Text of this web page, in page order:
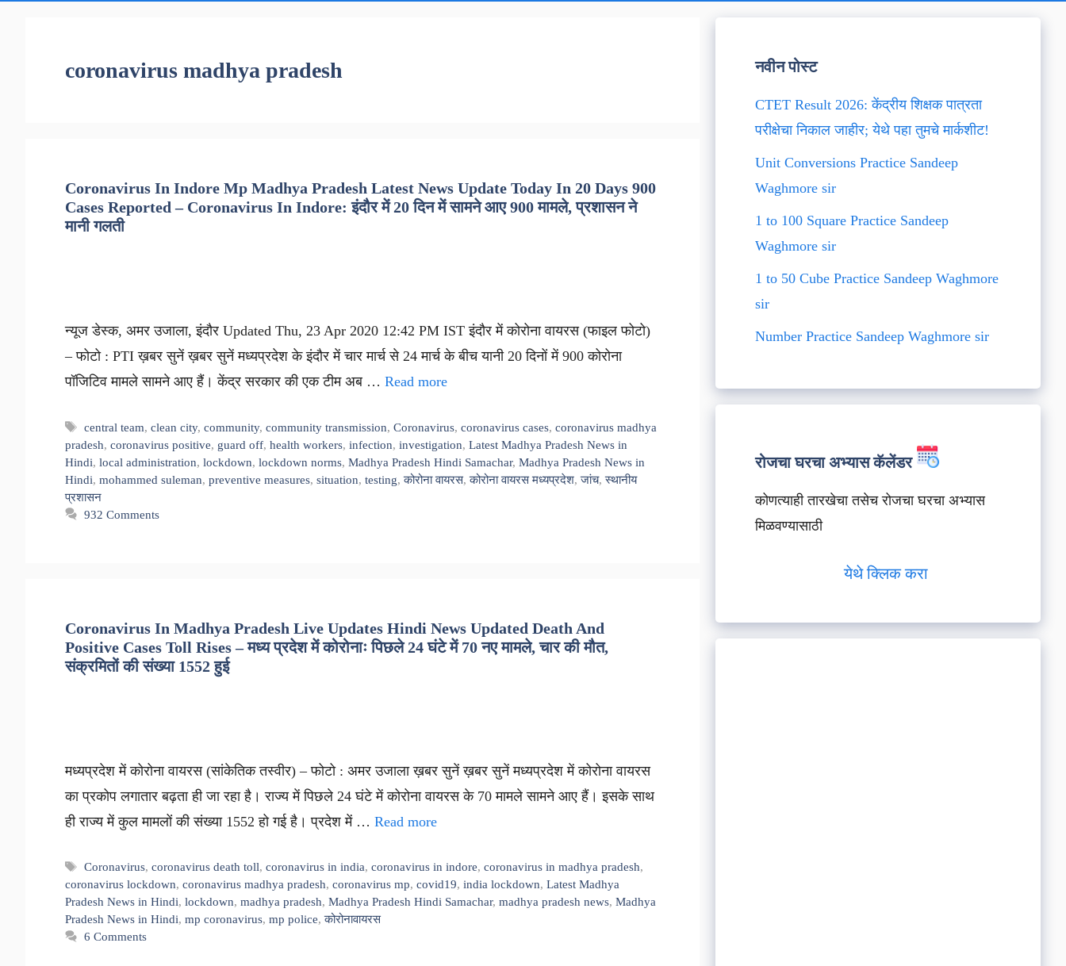
coronavirus madhya pradesh
Coronavirus In Indore Mp Madhya Pradesh Latest News Update Today In 20 Days 900
Cases Reported – Coronavirus In Indore: इंदौर में 20 दिन में सामने आए 900 मामले, प्रशासन ने
मानी गलती
न्यूज डेस्क, अमर उजाला, इंदौर Updated Thu, 23 Apr 2020 12:42 PM IST इंदौर में कोरोना वायरस (फाइल फोटो)
– फोटो : PTI ख़बर सुनें ख़बर सुनें मध्यप्रदेश के इंदौर में चार मार्च से 24 मार्च के बीच यानी 20 दिनों में 900 कोरोना
पॉजिटिव मामले सामने आए हैं। केंद्र सरकार की एक टीम अब … Read more
Tags
central team,clean city,community,community transmission,Coronavirus,coronavirus cases,coronavirus madhya
pradesh, coronavirus positive, guard off, health workers, infection, investigation, Latest Madhya Pradesh News in
Hindi, local administration, lockdown, lockdown norms, Madhya Pradesh Hindi Samachar, Madhya Pradesh News in
Hindi, mohammed suleman, preventive measures, situation, testing,कोरोना वायरस,कोरोना वायरस मध्यप्रदेश,जांच,स्थानीय
प्रशासन
932 Comments
Coronavirus In Madhya Pradesh Live Updates Hindi News Updated Death And
Positive Cases Toll Rises – मध्य प्रदेश में कोरोनाः पिछले 24 घंटे में 70 नए मामले, चार की मौत,
संक्रमितों की संख्या 1552 हुई
मध्यप्रदेश में कोरोना वायरस (सांकेतिक तस्वीर) – फोटो : अमर उजाला ख़बर सुनें ख़बर सुनें मध्यप्रदेश में कोरोना वायरस
का प्रकोप लगातार बढ़ता ही जा रहा है। राज्य में पिछले 24 घंटे में कोरोना वायरस के 70 मामले सामने आए हैं। इसके साथ
ही राज्य में कुल मामलों की संख्या 1552 हो गई है। प्रदेश में … Read more
Tags
Coronavirus,coronavirus death toll,coronavirus in india,coronavirus in indore,coronavirus in madhya pradesh,
coronavirus lockdown, coronavirus madhya pradesh, coronavirus mp, covid19, india lockdown, Latest Madhya
Pradesh News in Hindi, lockdown, madhya pradesh, Madhya Pradesh Hindi Samachar, madhya pradesh news, Madhya
Pradesh News in Hindi, mp coronavirus, mp police,कोरोनावायरस
6 Comments
नवीन पोस्ट
CTET Result 2026: केंद्रीय शिक्षक पात्रता
परीक्षेचा निकाल जाहीर; येथे पहा तुमचे मार्कशीट!
Unit Conversions Practice Sandeep
Waghmore sir
1 to 100 Square Practice Sandeep
Waghmore sir
1 to 50 Cube Practice Sandeep Waghmore
sir
Number Practice Sandeep Waghmore sir
रोजचा घरचा अभ्यास कॅलेंडर
कोणत्याही तारखेचा तसेच रोजचा घरचा अभ्यास
मिळवण्यासाठी
येथे क्लिक करा